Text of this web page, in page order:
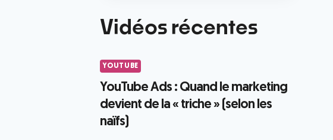
Vidéos récentes
YOUTUBE
YouTube Ads : Quand le marketing
devient de la « triche » (selon les
naïfs)